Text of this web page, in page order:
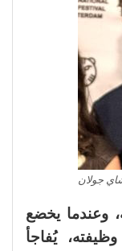
جولان
وعندما يخضع
يُفاجأ